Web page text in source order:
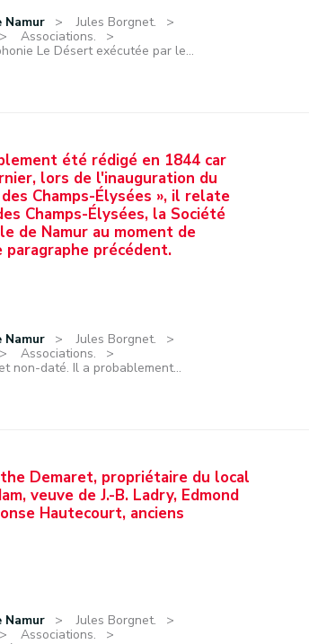
Jules Borgnet.
Associations.
Le Désert exécutée par le...
été rédigé en 1844 car
lors de l'inauguration du
Champs-Élysées », il relate
Champs-Élysées, la Société
de Namur au moment de
précédent.
Jules Borgnet.
Associations.
non-daté. Il a probablement...
Demaret, propriétaire du local
veuve de J.-B. Ladry, Edmond
Hautecourt, anciens
Jules Borgnet.
Associations.